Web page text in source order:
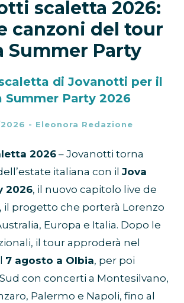
scaletta 2026:
canzoni del tour
Summer Party
di Jovanotti per il
Summer Party 2026
- Eleonora Redazione
2026 – Jovanotti torna
italiana con il Jova
2026, il nuovo capitolo live de
, il progetto che porterà Lorenzo
Europa e Italia. Dopo le
il tour approderà nel
7 agosto a Olbia, per poi
con concerti a Montesilvano,
Palermo e Napoli, fino al